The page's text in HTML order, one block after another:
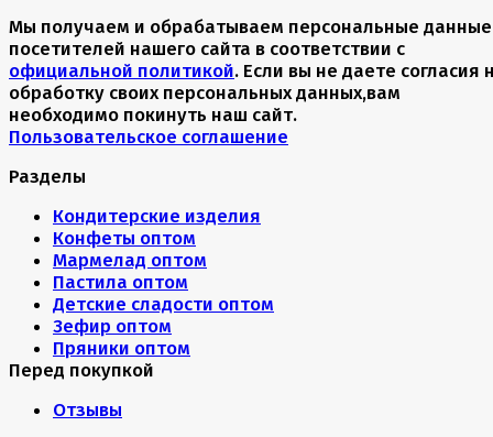
Мы получаем и обрабатываем персональные данные
посетителей нашего сайта в соответствии с
официальной политикой. Если вы не даете согласия
обработку своих персональных данных,вам
необходимо покинуть наш сайт.
Пользовательское соглашение
Разделы
Кондитерские изделия
Конфеты оптом
Мармелад оптом
Пастила оптом
Детские сладости оптом
Зефир оптом
Пряники оптом
Перед покупкой
Отзывы